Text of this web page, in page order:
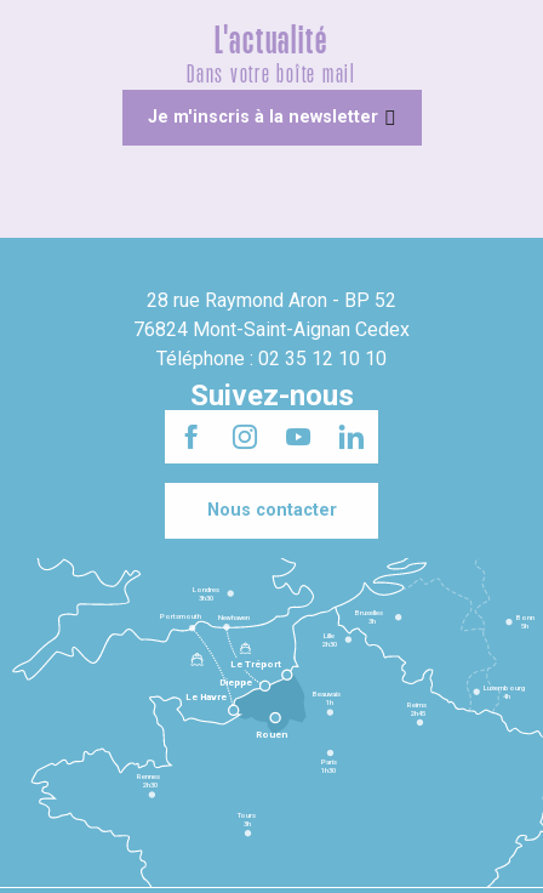
L'actualité
Dans votre boîte mail
Je m'inscris à la newsletter
28 rue Raymond Aron - BP 52
76824 Mont-Saint-Aignan Cedex
Téléphone : 02 35 12 10 10
Suivez-nous
Nous contacter
Le Havre
Dieppe
Le Tréport
Rennes
2h30
Tours
3h
Paris
1h30
Beauvais
1h
Reims
2h45
Lille
2h30
Bruxelles
3h
Londres
3h30
Newhaven
Portsmouth
Bonn
5h
Luxembourg
4h
Rouen